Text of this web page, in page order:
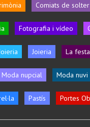
Comiats de solter
Fotografia i vídeo
Joieria La festa
Moda nupcial Moda nuvi
Pastís Portes